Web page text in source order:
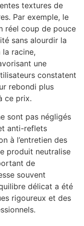
textures de
Par exemple, le
réel coup de pouce
sans alourdir la
racine,
une
constatent
rebondi plus
ce prix.
sont pas négligés
anti-reflets
à l’entretien des
produit neutralise
de
souvent
délicat a été
rigoureux et des